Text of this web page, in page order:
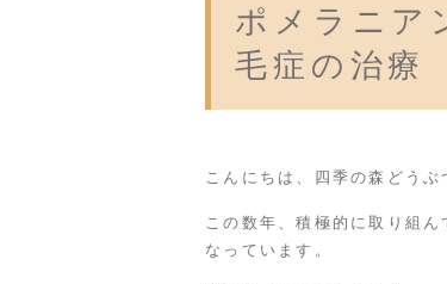
ポメラニア
毛症の治療
こんにちは、四季の森どうぶ
この数年、積極的に取り組
なっています。